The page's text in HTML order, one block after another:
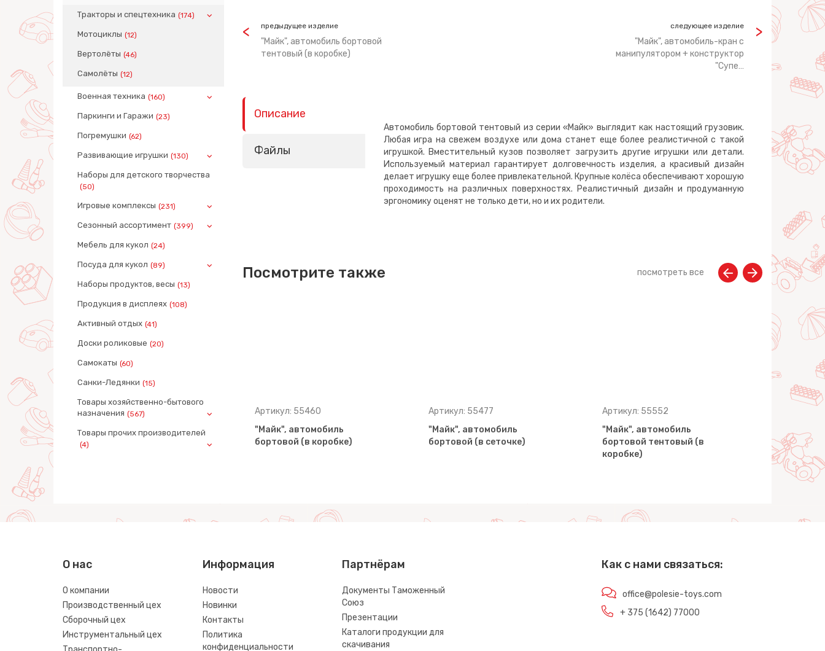
Тракторы и спецтехника (174)
Мотоциклы (12)
Вертолёты (46)
Самолёты (12)
Военная техника (160)
Паркинги и Гаражи (23)
Погремушки (62)
Развивающие игрушки (130)
Наборы для детского творчества
(50)
Игровые комплексы (231)
Сезонный ассортимент (399)
Мебель для кукол (24)
Посуда для кукол (89)
Наборы продуктов, весы (13)
Продукция в дисплеях (108)
Активный отдых (41)
Доски роликовые (20)
Самокаты (60)
Санки-Ледянки (15)
Товары хозяйственно-бытового
назначения (567)
Товары прочих производителей
(4)
предыдущее изделие
"Майк", автомобиль бортовой
тентовый (в коробке)
следующее изделие
"Майк", автомобиль-кран с
манипулятором + конструктор
"Супе…
Описание
Файлы
Автомобиль бортовой тентовый из серии «Майк» выглядит как настоящий грузовик.
Любая игра на свежем воздухе или дома станет еще более реалистичной с такой
игрушкой. Вместительный кузов позволяет загрузить другие игрушки или детали.
Используемый материал гарантирует долговечность изделия, а красивый дизайн
делает игрушку еще более привлекательной. Крупные колёса обеспечивают хорошую
проходимость на различных поверхностях. Реалистичный дизайн и продуманную
эргономику оценят не только дети, но и их родители.
Посмотрите также посмотреть все
Артикул: 55743
"Майк", автомобиль-трейлер
+ трактор-погрузчик (в
Артикул: 55460
"Майк", автомобиль
бортовой (в коробке)
Артикул: 55477
"Майк", автомобиль
бортовой (в сеточке)
Артикул: 55552
"Майк", автомобиль
бортовой тентовый (в
коробке)
О нас
О компании
Производственный цех
Сборочный цех
Инструментальный цех
Информация
Новости
Новинки
Контакты
Политика
конфиденциальности
Партнёрам
Документы Таможенный
Союз
Презентации
Каталоги продукции для
скачивания
Как с нами связаться:
office@polesie-toys.com
+ 375 (1642) 77000